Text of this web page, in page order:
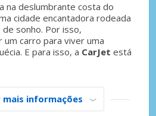
na deslumbrante costa do
cidade encantadora rodeada
sonho. Por isso,
um carro para viver uma
E para isso, a CarJet está
informações